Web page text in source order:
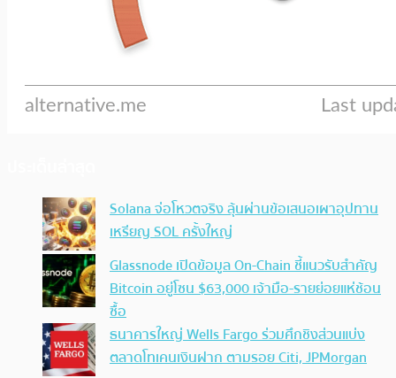
Solana จ่อโหวตจริง ลุ้นผ่านข้อเสนอเผาอุปทาน
เหรียญ SOL ครั้งใหญ่
Glassnode เปิดข้อมูล On-Chain ชี้แนวรับสำคัญ
Bitcoin อยู่โซน $63,000 เจ้ามือ-รายย่อยแห่ช้อน
ซื้อ
ธนาคารใหญ่ Wells Fargo ร่วมศึกชิงส่วนแบ่ง
ตลาดโทเคนเงินฝาก ตามรอย Citi, JPMorgan